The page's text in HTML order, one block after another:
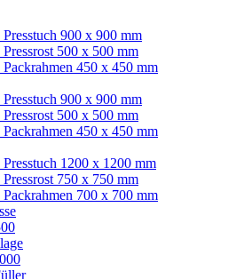
Presstuch 900 x 900 mm
Pressrost 500 x 500 mm
Packrahmen 450 x 450 mm
Presstuch 900 x 900 mm
Pressrost 500 x 500 mm
Packrahmen 450 x 450 mm
Presstuch 1200 x 1200 mm
Pressrost 750 x 750 mm
Packrahmen 700 x 700 mm